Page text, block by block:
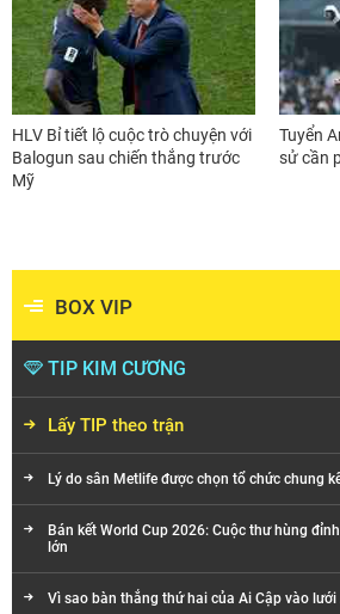
HLV Bỉ tiết lộ cuộc trò chuyện với
Balogun sau chiến thắng trước
Mỹ
Tuyển
sử cần
BOX VIP
TIP KIM CƯƠNG
Lấy TIP theo trận
Lý do sân Metlife được chọn tổ chức chung
Bán kết World Cup 2026: Cuộc thư hùng
lớn
Vì sao bàn thắng thứ hai của Ai Cập vào